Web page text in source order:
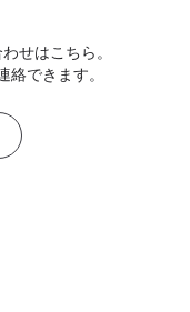
せはこちら。
絡できます。